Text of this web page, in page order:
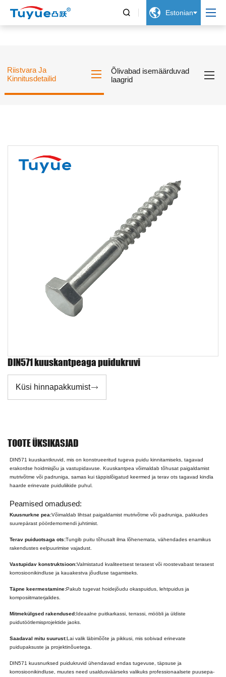
  Estonian
Riistvara Ja
Kinnitusdetailid
Õlivabad isemäärduvad
laagrid
DIN571 kuuskantpeaga puidukruvi
Küsi hinnapakkumist
TOOTE ÜKSIKASJAD
DIN571 kuuskantkruvid, mis on konstrueeritud tugeva puidu kinnitamiseks, tagavad
erakordse hoidmisjõu ja vastupidavuse. Kuuskantpea võimaldab tõhusat paigaldamist
mutrivõtme või padruniga, samas kui täppislõigatud keermed ja terav ots tagavad kindla
haarde erinevate puiduliikide puhul.
Peamised omadused:
Kuusnurkne pea:Võimaldab lihtsat paigaldamist mutrivõtme või padruniga, pakkudes
suurepärast pöördemomendi juhtimist.
Terav puiduotsaga ots:Tungib puitu tõhusalt ilma lõhenemata, vähendades enamikus
rakendustes eelpuurimise vajadust.
Vastupidav konstruktsioon:Valmistatud kvaliteetsest terasest või roostevabast terasest
korrosioonikindluse ja kauakestva jõudluse tagamiseks.
Täpne keermestamine:Pakub tugevat hoidejõudu okaspuidus, lehtpuidus ja
komposiitmaterjalides.
Mitmekülgsed rakendused:Ideaalne puitkarkassi, terrassi, mööbli ja üldiste
puidutöötlemisprojektide jaoks.
Saadaval mitu suurust:Lai valik läbimõõte ja pikkusi, mis sobivad erinevate
puidupaksuste ja projektinõuetega.
DIN571 kuusnurksed puidukruvid ühendavad endas tugevuse, täpsuse ja
korrosioonikindluse, muutes need usaldusväärseks valikuks professionaalsete puusepa-